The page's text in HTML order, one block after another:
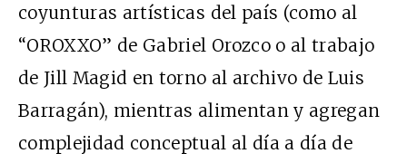
coyunturas artísticas del país (como al
“OROXXO” de Gabriel Orozco o al trabajo
de Jill Magid en torno al archivo de Luis
Barragán), mientras alimentan y agregan
complejidad conceptual al día a día de